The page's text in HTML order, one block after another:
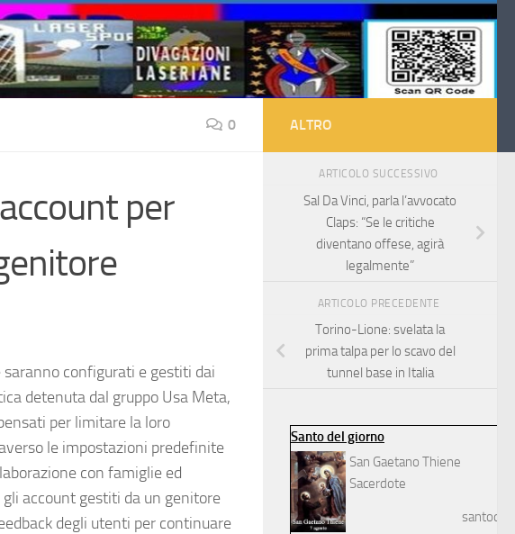
0
per
configurati e gestiti dai
detenuta dal gruppo Usa Meta,
per limitare la loro
le impostazioni predefinite
con famiglie ed
account gestiti da un genitore
degli utenti per continuare
ALTRO
ARTICOLO SUCCESSIVO
Sal Da Vinci, parla l’avvocato
Claps: “Se le critiche
diventano offese, agirà
legalmente”
ARTICOLO PRECEDENTE
Torino-Lione: svelata la
prima talpa per lo scavo del
tunnel base in Italia
Santo del giorno
San Gaetano Thiene
Sacerdote